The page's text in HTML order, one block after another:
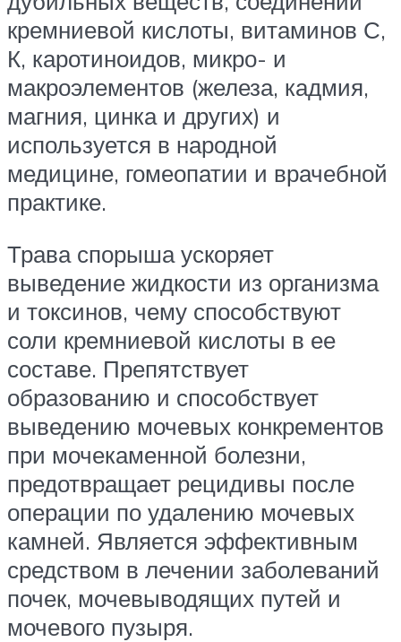
кремниевой кислоты, витаминов С,
К, каротиноидов, микро- и
макроэлементов (железа, кадмия,
магния, цинка и других) и
используется в народной
медицине, гомеопатии и врачебной
практике.
Трава спорыша ускоряет
выведение жидкости из организма
и токсинов, чему способствуют
соли кремниевой кислоты в ее
составе. Препятствует
образованию и способствует
выведению мочевых конкрементов
при мочекаменной болезни,
предотвращает рецидивы после
операции по удалению мочевых
камней. Является эффективным
средством в лечении заболеваний
почек, мочевыводящих путей и
мочевого пузыря.